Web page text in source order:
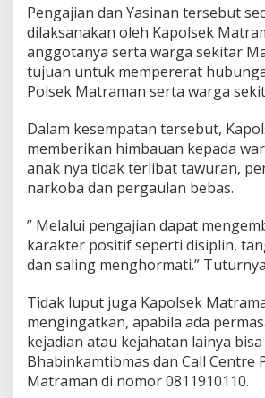
y
a
s
i
n
a
e
r
s
a
a
w
a
r
a
Pengajian dan Yasinan tersebut
dilaksanakan oleh Kapolsek
anggotanya serta warga sekitar
tujuan untuk mempererat
Polsek Matraman serta warga
Dalam kesempatan tersebut,
memberikan himbauan kepada
anak nya tidak terlibat tawuran,
narkoba dan pergaulan bebas.
” Melalui pengajian dapat
karakter positif seperti disiplin,
dan saling menghormati.” Tuturnya
Tidak luput juga Kapolsek
mengingatkan, apabila ada
kejadian atau kejahatan lainya
Bhabinkamtibmas dan Call Centre
Matraman di nomor 0811910110.